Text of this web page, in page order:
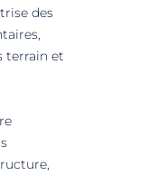
des
terrain et